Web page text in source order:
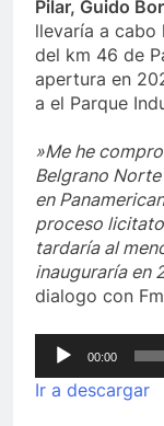
Pilar, Guido
llevaría a cabo
del km 46 de
apertura en
a el Parque
»Me he
Belgrano
en
proceso
tardaría al
inauguraría en
dialogo con
Reproductor
audio
00:00
Ir a descargar